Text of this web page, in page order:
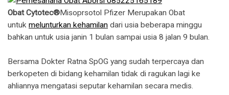
Obat Cytotec®Misoprsotol Pfizer Merupakan Obat
untuk melunturkan kehamilan dari usia beberapa minggu
bahkan untuk usia janin 1 bulan sampai usia 8 jalan 9 bulan.
Bersama Dokter Ratna SpOG yang sudah terpercaya dan
berkopeten di bidang kehamilan tidak di ragukan lagi ke
ahliannya mengatasi seputar kehamilan secara medis.